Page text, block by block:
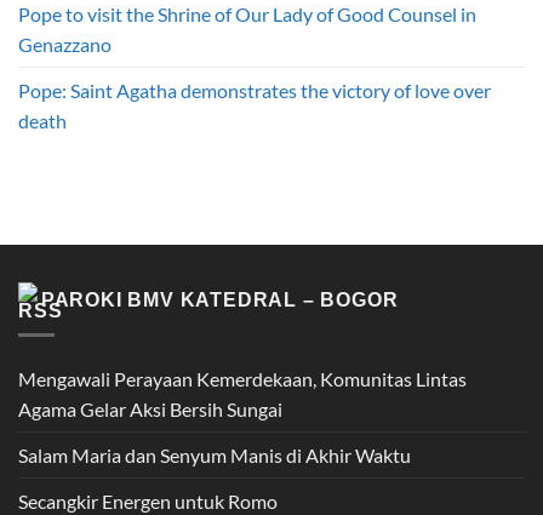
Pope to visit the Shrine of Our Lady of Good Counsel in
Genazzano
Pope: Saint Agatha demonstrates the victory of love over
death
PAROKI BMV KATEDRAL – BOGOR
Mengawali Perayaan Kemerdekaan, Komunitas Lintas
Agama Gelar Aksi Bersih Sungai
Salam Maria dan Senyum Manis di Akhir Waktu
Secangkir Energen untuk Romo